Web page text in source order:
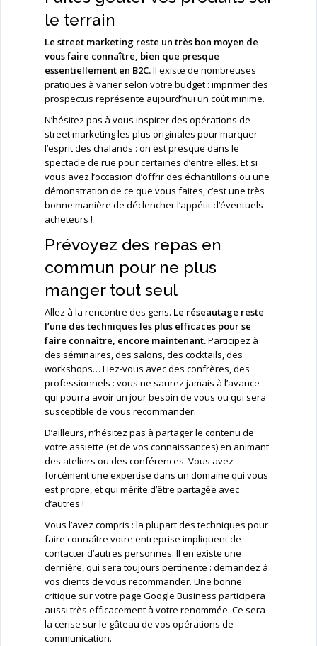
le terrain
Le street marketing reste un très bon moyen de
vous faire connaître, bien que presque
essentiellement en B2C.Il existe de nombreuses
pratiques à varier selon votre budget : imprimer des
prospectus représente aujourd’hui un coût minime.
N’hésitez pas à vous inspirer des opérations de
street marketing les plus originales pour marquer
l’esprit des chalands : on est presque dans le
spectacle de rue pour certaines d’entre elles. Et si
vous avez l’occasion d’offrir des échantillons ou une
démonstration de ce que vous faites, c’est une très
bonne manière de déclencher l’appétit d’éventuels
acheteurs !
Prévoyez des repas en
commun pour ne plus
manger tout seul
Allez à la rencontre des gens. Le réseautage reste
l’une des techniques les plus efficaces pour se
faire connaître, encore maintenant.Participez à
des séminaires, des salons, des cocktails, des
workshops… Liez-vous avec des confrères, des
professionnels : vous ne saurez jamais à l’avance
qui pourra avoir un jour besoin de vous ou qui sera
susceptible de vous recommander.
D’ailleurs, n’hésitez pas à partager le contenu de
votre assiette (et de vos connaissances) en animant
des ateliers ou des conférences. Vous avez
forcément une expertise dans un domaine qui vous
est propre, et qui mérite d’être partagée avec
d’autres !
Vous l’avez compris : la plupart des techniques pour
faire connaître votre entreprise impliquent de
contacter d’autres personnes. Il en existe une
dernière, qui sera toujours pertinente : demandez à
vos clients de vous recommander. Une bonne
critique sur votre page Google Business participera
aussi très efficacement à votre renommée. Ce sera
la cerise sur le gâteau de vos opérations de
communication.